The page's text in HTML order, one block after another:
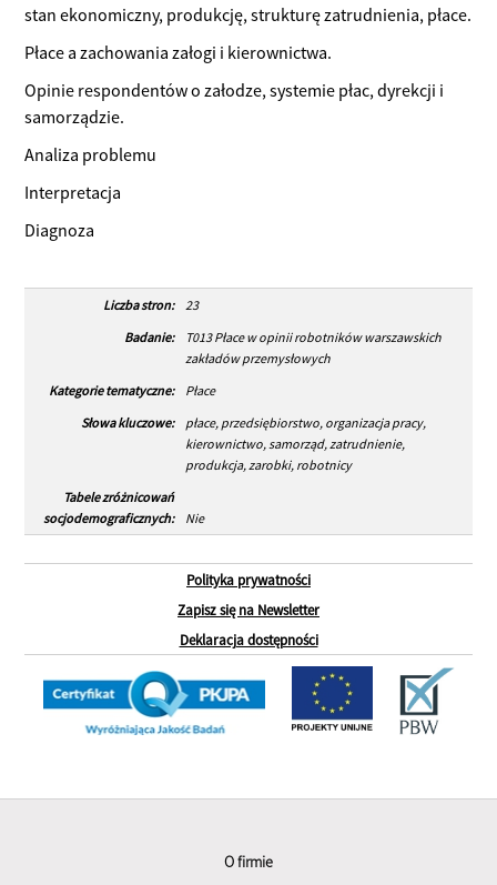
stan ekonomiczny, produkcję, strukturę zatrudnienia, płace.
Płace a zachowania załogi i kierownictwa.
Opinie respondentów o załodze, systemie płac, dyrekcji i
samorządzie.
Analiza problemu
Interpretacja
Diagnoza
Liczba stron:
23
Badanie:
T013 Płace w opinii robotników warszawskich
zakładów przemysłowych
Kategorie tematyczne:
Płace
Słowa kluczowe:
płace, przedsiębiorstwo, organizacja pracy,
kierownictwo, samorząd, zatrudnienie,
produkcja, zarobki, robotnicy
Tabele zróżnicowań
socjodemograficznych:
Nie
Polityka prywatności
Zapisz się na Newsletter
Deklaracja dostępności
O firmie